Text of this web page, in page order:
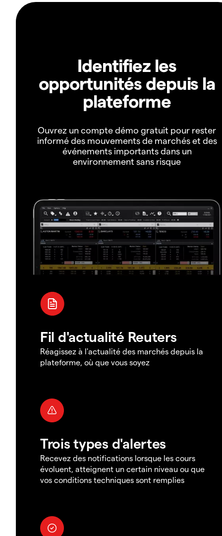
Identifiez les
opportunités depuis la
plateforme
Ouvrez un compte démo gratuit pour rester
informé des mouvements de marchés et des
événements importants dans un
environnement sans risque
Fil d'actualité Reuters
Réagissez à l'actualité des marchés depuis la
plateforme, où que vous soyez
Trois types d'alertes
Recevez des notifications lorsque les cours
évoluent, atteignent un certain niveau ou que
vos conditions techniques sont remplies